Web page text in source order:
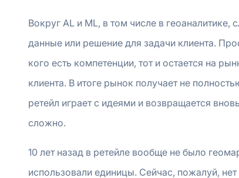
Вокруг AL и ML, в том числе в
данные или решение для задачи клиента.
кого есть компетенции, тот и остается на
клиента. В итоге рынок получает не
ретейл играет с идеями и возвращается
сложно.
10 лет назад в ретейле вообще не было
использовали единицы. Сейчас, пожалуй,